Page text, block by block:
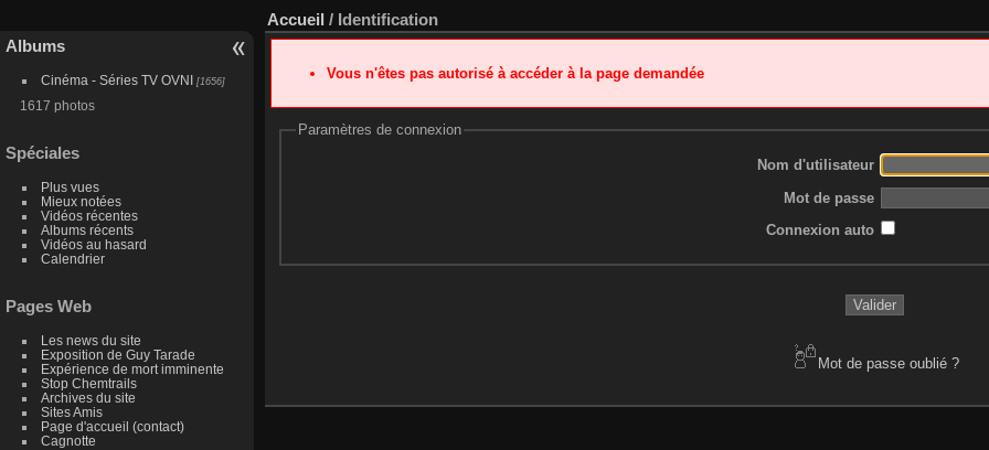
Albums
Cinéma - Séries TV OVNI [1656]
1617 photos
Spéciales
Plus vues
Mieux notées
Vidéos récentes
Albums récents
Vidéos au hasard
Calendrier
Pages Web
Les news du site
Exposition de Guy Tarade
Expérience de mort imminente
Stop Chemtrails
Archives du site
Sites Amis
Page d'accueil (contact)
Cagnotte
Accueil / Identification
Vous n'êtes pas autorisé à accéder à la page demandée
Paramètres de connexion
Nom d'utilisateur
Mot de passe
Connexion auto
Mot de passe oublié ?